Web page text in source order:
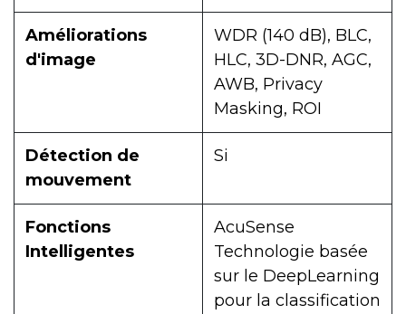
Améliorations
d'image
WDR (140 dB), BLC,
HLC, 3D-DNR, AGC,
AWB, Privacy
Masking, ROI
Détection de
mouvement
Si
Fonctions
Intelligentes
AcuSense
Technologie basée
sur le DeepLearning
pour la classification